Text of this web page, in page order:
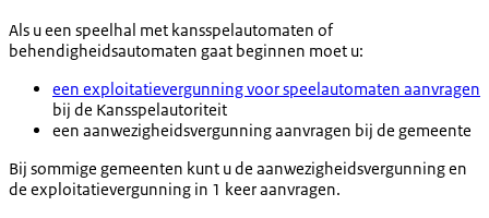
Als u een speelhal met kansspelautomaten of
behendigheidsautomaten gaat beginnen moet u:
een exploitatievergunning voor speelautomaten aanvragen
bij de Kansspelautoriteit
een aanwezigheidsvergunning aanvragen bij de gemeente
Bij sommige gemeenten kunt u de aanwezigheidsvergunning en
de exploitatievergunning in 1 keer aanvragen.